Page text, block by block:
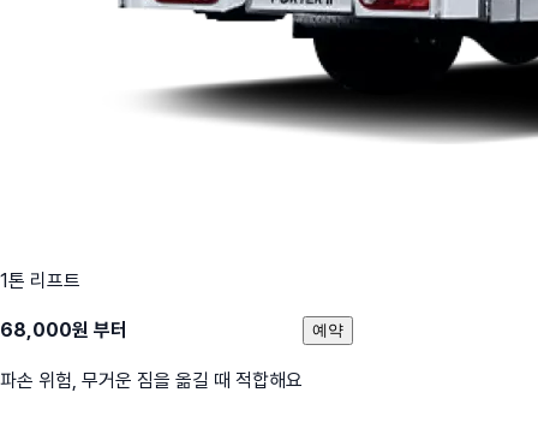
1톤 리프트
68,000원 부터
파손 위험, 무거운 짐을 옮길 때 적합해요
예약